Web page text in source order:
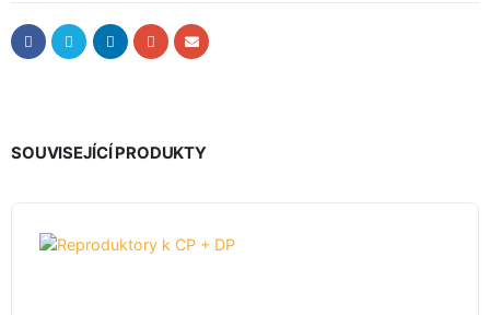
SOUVISEJÍCÍ PRODUKTY